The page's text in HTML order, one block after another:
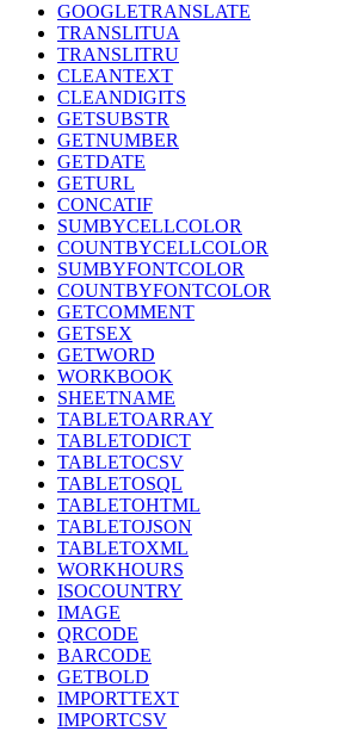
GOOGLETRANSLATE
TRANSLITUA
TRANSLITRU
CLEANTEXT
CLEANDIGITS
GETSUBSTR
GETNUMBER
GETDATE
GETURL
CONCATIF
SUMBYCELLCOLOR
COUNTBYCELLCOLOR
SUMBYFONTCOLOR
COUNTBYFONTCOLOR
GETCOMMENT
GETSEX
GETWORD
WORKBOOK
SHEETNAME
TABLETOARRAY
TABLETODICT
TABLETOCSV
TABLETOSQL
TABLETOHTML
TABLETOJSON
TABLETOXML
WORKHOURS
ISOCOUNTRY
IMAGE
QRCODE
BARCODE
GETBOLD
IMPORTTEXT
IMPORTCSV